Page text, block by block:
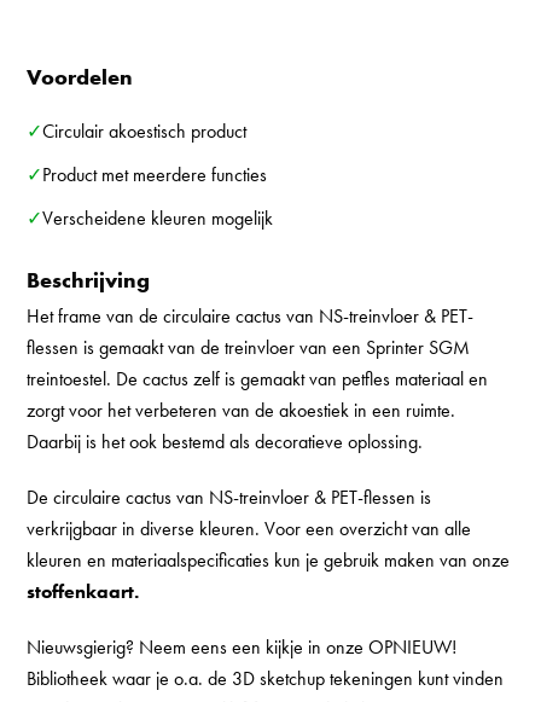
Voordelen
✓Circulair akoestisch product
✓Product met meerdere functies
✓Verscheidene kleuren mogelijk
Beschrijving
Het frame van de circulaire cactus van NS-treinvloer & PET-
flessen is gemaakt van de treinvloer van een Sprinter SGM
treintoestel. De cactus zelf is gemaakt van petfles materiaal en
zorgt voor het verbeteren van de akoestiek in een ruimte.
Daarbij is het ook bestemd als decoratieve oplossing.
De circulaire cactus van NS-treinvloer & PET-flessen is
verkrijgbaar in diverse kleuren. Voor een overzicht van alle
kleuren en materiaalspecificaties kun je gebruik maken van onze
stoffenkaart.
Nieuwsgierig? Neem eens een kijkje in onze OPNIEUW!
Bibliotheek waar je o.a. de 3D sketchup tekeningen kunt vinden